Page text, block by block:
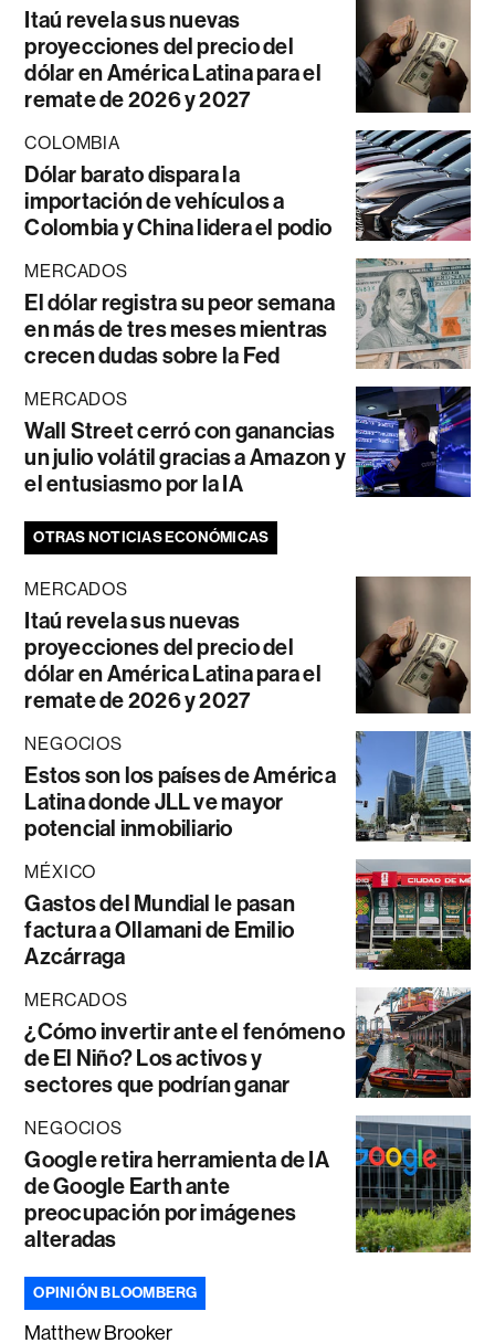
Itaú revela sus nuevas
proyecciones del precio del
dólar en América Latina para el
remate de 2026 y 2027
COLOMBIA
Dólar barato dispara la
importación de vehículos a
Colombia y China lidera el podio
MERCADOS
El dólar registra su peor semana
en más de tres meses mientras
crecen dudas sobre la Fed
MERCADOS
Wall Street cerró con ganancias
un julio volátil gracias a Amazon y
el entusiasmo por la IA
OTRAS NOTICIAS ECONÓMICAS
MERCADOS
Itaú revela sus nuevas
proyecciones del precio del
dólar en América Latina para el
remate de 2026 y 2027
NEGOCIOS
Estos son los países de América
Latina donde JLL ve mayor
potencial inmobiliario
MÉXICO
Gastos del Mundial le pasan
factura a Ollamani de Emilio
Azcárraga
MERCADOS
¿Cómo invertir ante el fenómeno
de El Niño? Los activos y
sectores que podrían ganar
NEGOCIOS
Google retira herramienta de IA
de Google Earth ante
preocupación por imágenes
alteradas
OPINIÓN BLOOMBERG
Matthew Brooker